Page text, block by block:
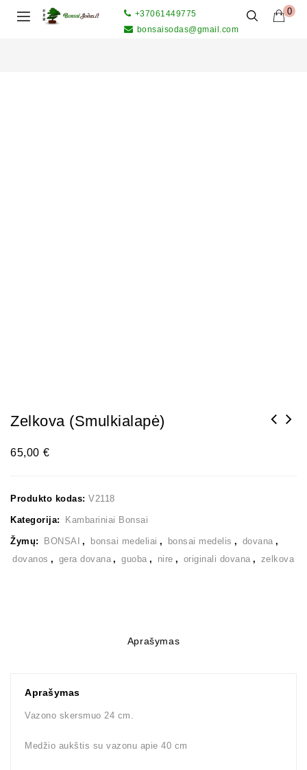
0
+37061449775
bonsaisodas@gmail.com
Zelkova (smulkialapė)
65,00 €
Produkto kodas: V2118
Kategorija: Kambariniai Bonsai
Žymų: BONSAI , bonsai medeliai , bonsai medelis , dovana ,
dovanos , gera dovana , guoba , nire , originali dovana , zelkova
Aprašymas
Aprašymas
Vazono skersmuo 24 cm.
Medžio aukštis su vazonu apie 40 cm